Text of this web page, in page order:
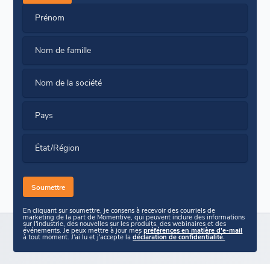
Prénom
Nom de famille
Nom de la société
Pays
État/Région
En cliquant sur soumettre, je consens à recevoir des courriels de
marketing de la part de Momentive, qui peuvent inclure des informations
sur l'industrie, des nouvelles sur les produits, des webinaires et des
événements. Je peux mettre à jour mespréférences en matière d'e-mail
à tout moment. J'ai lu et j'accepte ladéclaration de confidentialité.